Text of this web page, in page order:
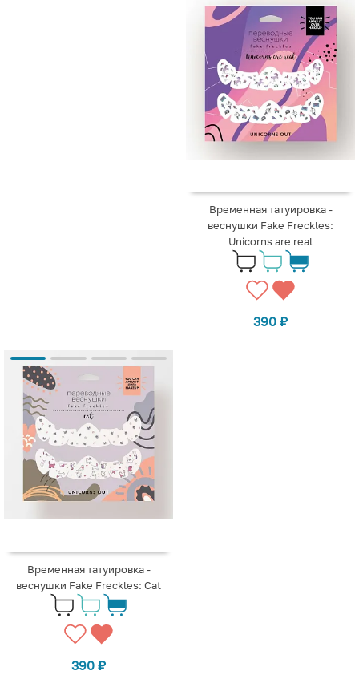
Временная татуировка -
веснушки Fake Freckles:
Unicorns are real
390 ₽
Временная татуировка -
веснушки Fake Freckles: Cat
390 ₽